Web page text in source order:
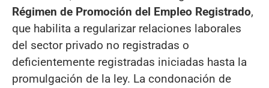
Régimen de Promoción del Empleo Registrado,
que habilita a regularizar relaciones laborales
del sector privado no registradas o
deficientemente registradas iniciadas hasta la
promulgación de la ley. La condonación de